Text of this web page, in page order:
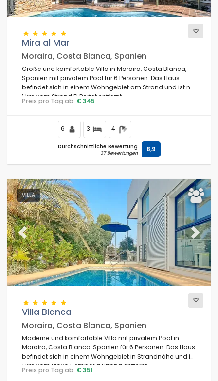
Mira al Mar
Moraira, Costa Blanca, Spanien
Große und komfortable Villa in Moraira, Costa Blanca,
Spanien mit privatem Pool für 6 Personen. Das Haus
befindet sich in einem Wohngebiet am Strand und ist nur
1 km vom Strand El Portet entfernt.
Preis pro Tag ab: € 345
6 3 4
Durchschnittliche Bewertung
37 Bewertungen 8,9
VILLA
Previous Next
Villa Blanca
Moraira, Costa Blanca, Spanien
Moderne und komfortable Villa mit privatem Pool in
Moraira, Costa Blanca, Spanien für 6 Personen. Das Haus
befindet sich in einem Wohngebiet in Strandnähe und ist
1 km vom Playa L'Ampolla Strand entfernt.
Preis pro Tag ab: € 351